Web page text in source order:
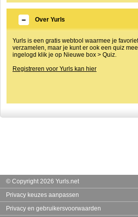
Over Yurls
Yurls is een gratis webtool waarmee je
verzamelen, maar je kunt er ook een quiz
ingelogd klik je op Nieuwe box > Quiz.
Registreren voor Yurls kan hier
© Copyright 2026 Yurls.net
Privacy keuzes aanpassen
Privacy en gebruikersvoorwaarden